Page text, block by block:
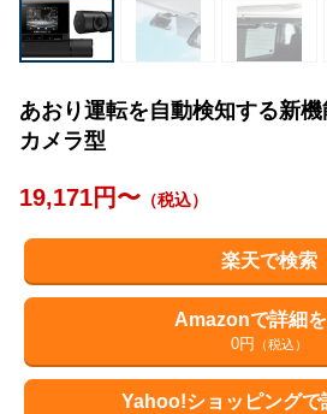
あおり運転を自動検知する新
カメラ型
19,171円〜 （税込）
楽天で検索
Amazonで詳細
0円 （税込）
Yahoo!ショッピングで